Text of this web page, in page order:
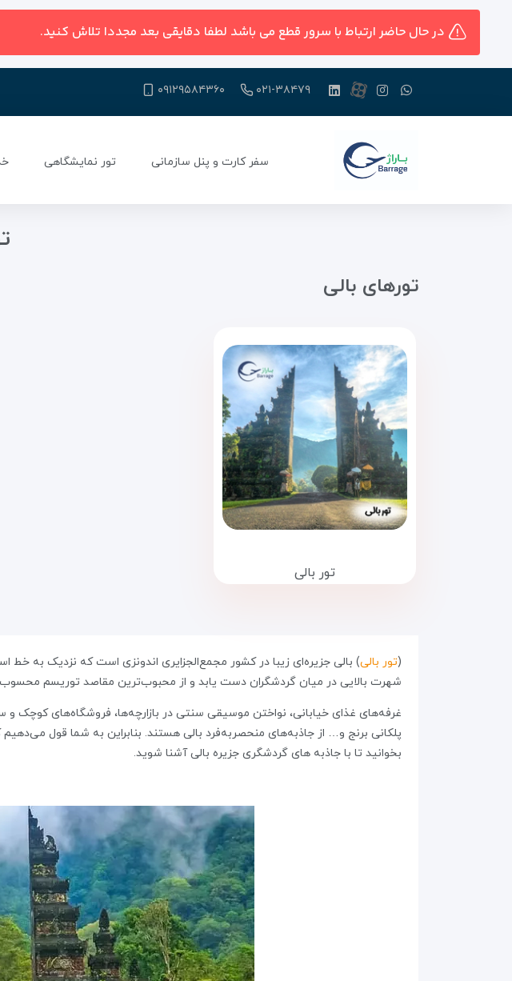
در حال حاضر ارتباط با سرور قطع می باشد لطفا دقایقی بعد مجددا تلاش کنید.
۰۲۱-۳۸۴۷۹ ۰۹۱۲۹۵۸۴۳۶۰
سفر کارت و پنل سازمانی تور نمایشگاهی
تور‌های بالی
تور بالی
(تور بالی) بالی جزیره‌ای زیبا در کشور مجمع‌الجزایری اندونزی است که نزدیک به خط
شهرت بالایی در میان گردشگران دست یابد و از محبوب‌ترین مقاصد توریسم
غرفه‌های غذای خیابانی، نواختن موسیقی سنتی در بازارچه‌ها، فروشگاه‌های کوچک
پلکانی برنج و… از جاذبه‌های منحصربه‌فرد بالی هستند. بنابراین به شما قول
بخوانید تا با جاذبه های گردشگری جزیره بالی آشنا شوید.